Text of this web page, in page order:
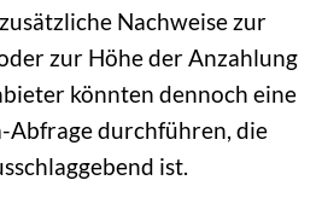
Nachweise zur
zur Höhe der Anzahlung
könnten dennoch eine
Abfrage durchführen, die
ist.